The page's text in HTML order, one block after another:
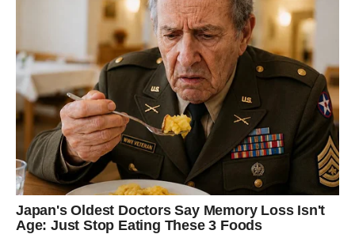
Kada su emocije u pitanju, vikend pred vama mogao bi
biti veoma važan. Ako ste dugo bili zbunjeni nečijim
ponašanjem ili niste znali na čemu ste sa određenom
osobom, sada dolazi trenutak istine.
Jedna osoba mogla bi vam otvoreno pokazati emocije
koje je dugo skrivala. Slobodni Strijelčevi mogli bi
upoznati nekoga ko će ih odmah privući energijom i
načinom razmišljanja, dok će oni koji su u vezi konačno
riješiti problem koji ih dugo opterećuje.